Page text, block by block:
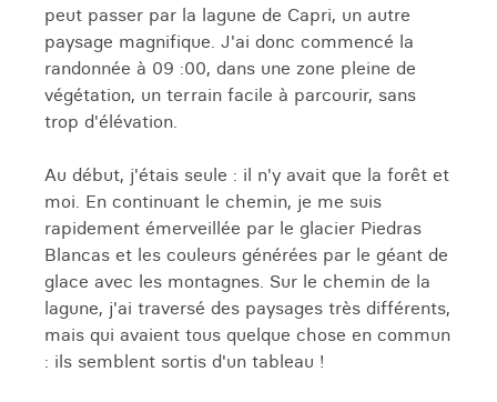
peut passer par la lagune de Capri, un autre
paysage magnifique. J'ai donc commencé la
randonnée à 09 :00, dans une zone pleine de
végétation, un terrain facile à parcourir, sans
trop d'élévation.
Au début, j'étais seule : il n'y avait que la forêt et
moi. En continuant le chemin, je me suis
rapidement émerveillée par le glacier Piedras
Blancas et les couleurs générées par le géant de
glace avec les montagnes. Sur le chemin de la
lagune, j'ai traversé des paysages très différents,
mais qui avaient tous quelque chose en commun
: ils semblent sortis d'un tableau !